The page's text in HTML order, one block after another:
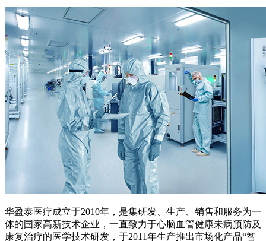
华盈泰医疗成立于2010年，是集研发、生产、销售和服务为一
体的国家高新技术企业，一直致力于心脑血管健康未病预防及
康复治疗的医学技术研发，于2011年生产推出市场化产品“智